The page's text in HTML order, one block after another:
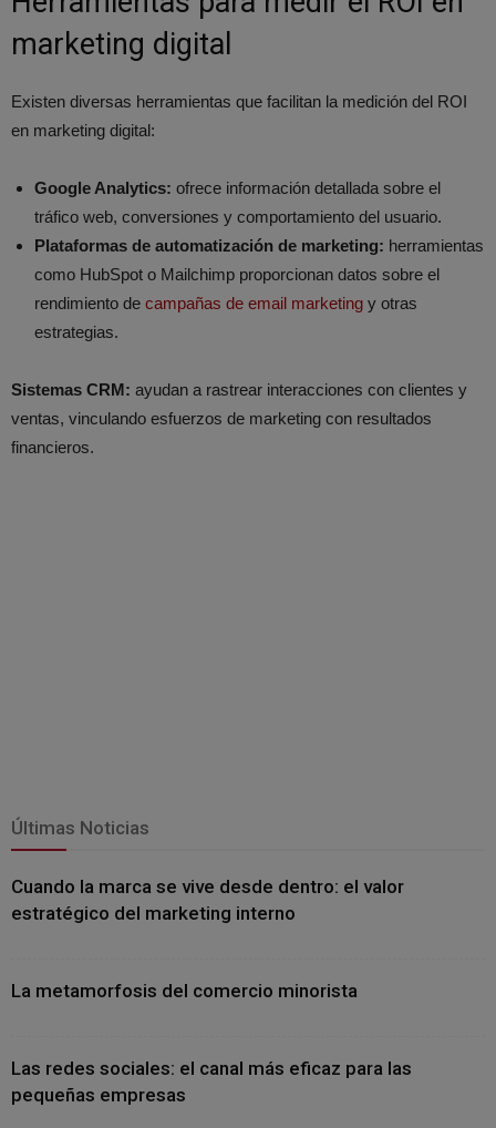
marketing digital
Existen diversas herramientas que facilitan la medición del ROI
en marketing digital:
Google Analytics: ofrece información detallada sobre el
tráfico web, conversiones y comportamiento del usuario.
Plataformas de automatización de marketing: herramientas
como HubSpot o Mailchimp proporcionan datos sobre el
rendimiento de campañas de email marketing y otras
estrategias.
Sistemas CRM: ayudan a rastrear interacciones con clientes y
ventas, vinculando esfuerzos de marketing con resultados
financieros.
Últimas Noticias
Cuando la marca se vive desde dentro: el valor
estratégico del marketing interno
La metamorfosis del comercio minorista
Las redes sociales: el canal más eficaz para las
pequeñas empresas